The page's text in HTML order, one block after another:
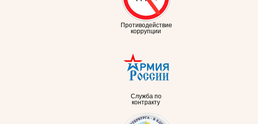
Противодействие
коррупции
Служба по
контракту